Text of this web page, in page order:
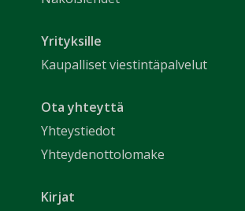
Yrityksille
Kaupalliset viestintäpalvelut
Ota yhteyttä
Yhteystiedot
Yhteydenottolomake
Kirjat